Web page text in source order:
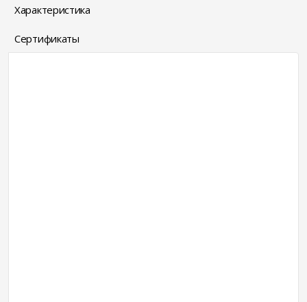
Характеристика
Сертификаты